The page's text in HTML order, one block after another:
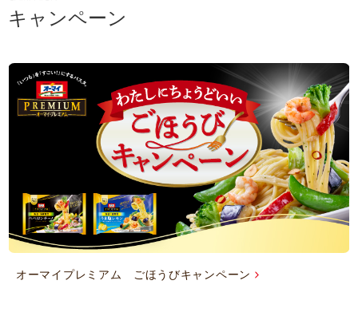
キャンペーン
オーマイプレミアム ごほうびキャンペーン